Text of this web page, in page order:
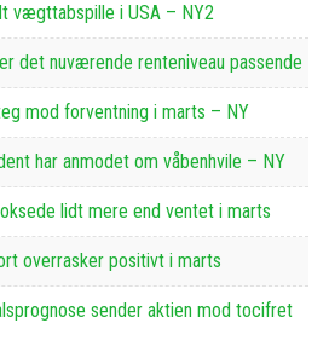
vægttabspille i USA – NY2
det nuværende renteniveau passende
mod forventning i marts – NY
har anmodet om våbenhvile – NY
lidt mere end ventet i marts
overrasker positivt i marts
sender aktien mod tocifret